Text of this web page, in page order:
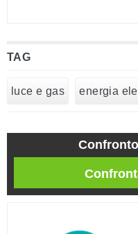
TAG
luce e gas energia